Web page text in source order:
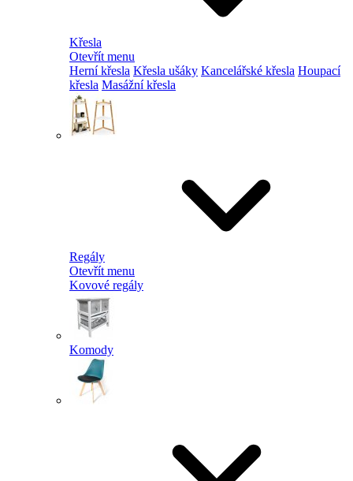
Křesla
Otevřít menu
Herní křesla Křesla ušáky Kancelářské křesla Houpací
křesla Masážní křesla
Regály
Otevřít menu
Kovové regály
Komody